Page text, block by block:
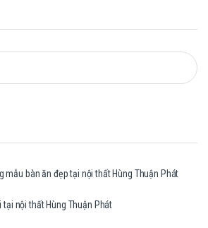
mẫu bàn ăn đẹp tại nội thất Hùng Thuận Phát
nội thất Hùng Thuận Phát